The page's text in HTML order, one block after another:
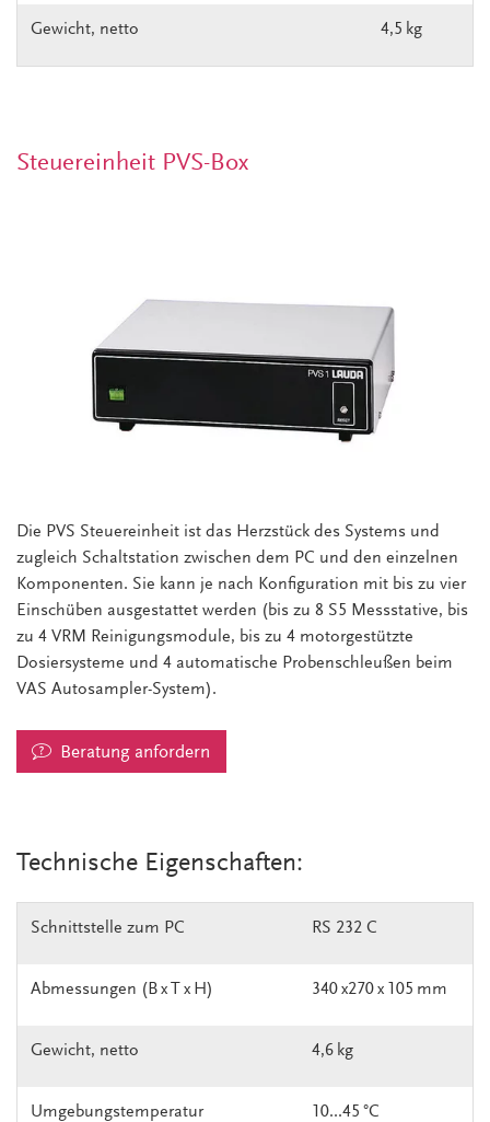
Gewicht, netto 4,5 kg
Steuereinheit PVS-Box
Die PVS Steuereinheit ist das Herzstück des Systems und
zugleich Schaltstation zwischen dem PC und den einzelnen
Komponenten. Sie kann je nach Konfiguration mit bis zu vier
Einschüben ausgestattet werden (bis zu 8 S5 Messstative, bis
zu 4 VRM Reinigungsmodule, bis zu 4 motorgestützte
Dosiersysteme und 4 automatische Probenschleußen beim
VAS Autosampler-System).
Beratung anfordern
Technische Eigenschaften:
Schnittstelle zum PC RS 232 C
Abmessungen (B x T x H) 340 x270 x 105 mm
Gewicht, netto 4,6 kg
Umgebungstemperatur 10...45 °C